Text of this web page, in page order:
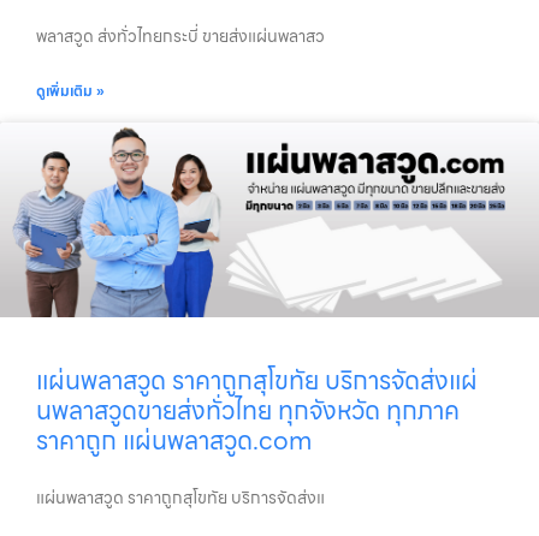
พลาสวูด ส่งทั่วไทยกระบี่ ขายส่งแผ่นพลาสว
ดูเพิ่มเติม »
แผ่นพลาสวูด ราคาถูกสุโขทัย บริการจัดส่งแผ่
นพลาสวูดขายส่งทั่วไทย ทุกจังหวัด ทุกภาค
ราคาถูก แผ่นพลาสวูด.com
แผ่นพลาสวูด ราคาถูกสุโขทัย บริการจัดส่งแ